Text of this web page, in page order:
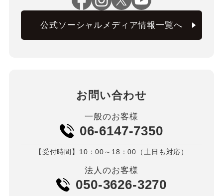
公式ソーシャルメディア情報一覧へ
お問い合わせ
一般のお客様
06-6147-7350
【受付時間】10：00～18：00（土日も対応）
法人のお客様
050-3626-3270